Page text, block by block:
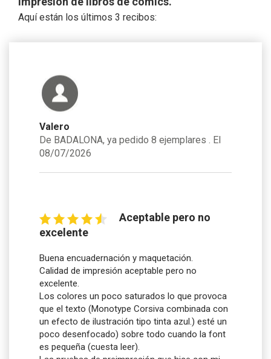
Aquí están los últimos 3 recibos:
Valero
De BADALONA, ya pedido 8 ejemplares . El
08/07/2026
Aceptable pero no
excelente
Buena encuadernación y maquetación.
Calidad de impresión aceptable pero no
excelente.
Los colores un poco saturados lo que provoca
que el texto (Monotype Corsiva combinada con
un efecto de ilustración tipo tinta azul.) esté un
poco desenfocado) sobre todo cuando la font
es pequeña (cuesta leer).